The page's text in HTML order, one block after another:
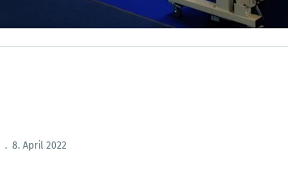
. 8. April 2022